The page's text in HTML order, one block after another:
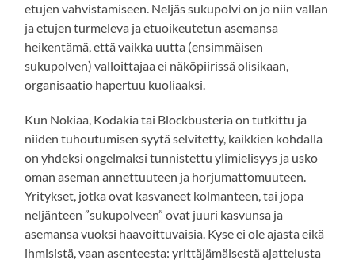
etujen vahvistamiseen. Neljäs sukupolvi on jo niin vallan
ja etujen turmeleva ja etuoikeutetun asemansa
heikentämä, että vaikka uutta (ensimmäisen
sukupolven) valloittajaa ei näköpiirissä olisikaan,
organisaatio hapertuu kuoliaaksi.
Kun Nokiaa, Kodakia tai Blockbusteria on tutkittu ja
niiden tuhoutumisen syytä selvitetty, kaikkien kohdalla
on yhdeksi ongelmaksi tunnistettu ylimielisyys ja usko
oman aseman annettuuteen ja horjumattomuuteen.
Yritykset, jotka ovat kasvaneet kolmanteen, tai jopa
neljänteen ”sukupolveen” ovat juuri kasvunsa ja
asemansa vuoksi haavoittuvaisia. Kyse ei ole ajasta eikä
ihmisistä, vaan asenteesta: yrittäjämäisestä ajattelusta